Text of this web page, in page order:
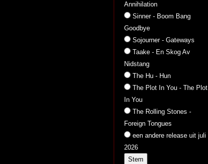
Annihilation
Sinner - Boom Bang
Goodbye
Sojourner - Gateways
Taake - En Skog Av
Nidstang
The Hu - Hun
The Plot In You - The Plot
In You
The Rolling Stones -
Foreign Tongues
een andere release uit juli
2026